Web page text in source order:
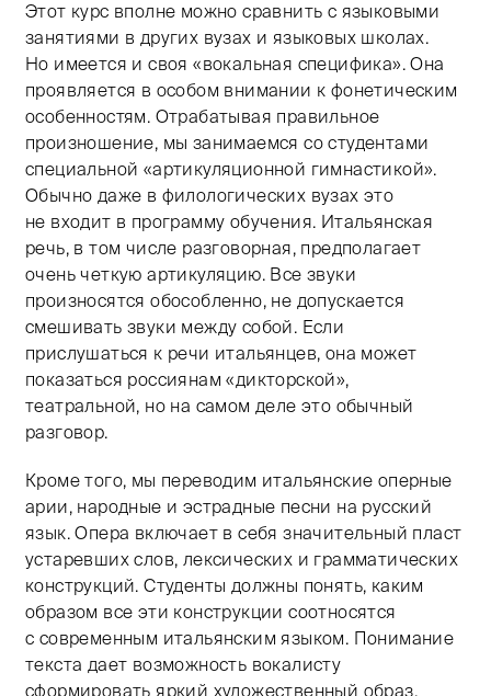
Этот курс вполне можно сравнить с языковыми
занятиями в других вузах и языковых школах.
Но имеется и своя «вокальная специфика». Она
проявляется в особом внимании к фонетическим
особенностям. Отрабатывая правильное
произношение, мы занимаемся со студентами
специальной «артикуляционной гимнастикой».
Обычно даже в филологических вузах это
не входит в программу обучения. Итальянская
речь, в том числе разговорная, предполагает
очень четкую артикуляцию. Все звуки
произносятся обособленно, не допускается
смешивать звуки между собой. Если
прислушаться к речи итальянцев, она может
показаться россиянам «дикторской»,
театральной, но на самом деле это обычный
разговор.
Кроме того, мы переводим итальянские оперные
арии, народные и эстрадные песни на русский
язык. Опера включает в себя значительный пласт
устаревших слов, лексических и грамматических
конструкций. Студенты должны понять, каким
образом все эти конструкции соотносятся
с современным итальянским языком. Понимание
текста дает возможность вокалисту
сформировать яркий художественный образ.